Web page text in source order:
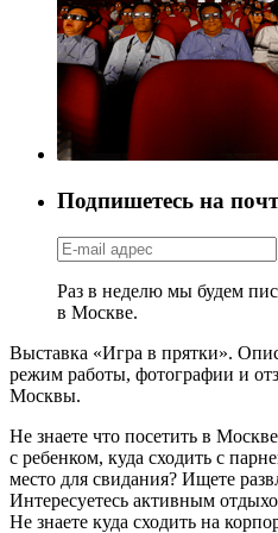
Подпишетесь на
Раз в неделю мы будем
в Москве.
Выставка «Игра в прятки».
режим работы, фотографии и
Москвы.
Не знаете что посетить в
с ребенком, куда сходить с
место для свидания? Ищете
Интересуетесь активным
Не знаете куда сходить на